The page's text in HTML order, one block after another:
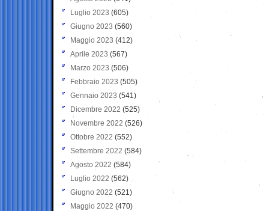
Luglio 2023 (605)
Giugno 2023 (560)
Maggio 2023 (412)
Aprile 2023 (567)
Marzo 2023 (506)
Febbraio 2023 (505)
Gennaio 2023 (541)
Dicembre 2022 (525)
Novembre 2022 (526)
Ottobre 2022 (552)
Settembre 2022 (584)
Agosto 2022 (584)
Luglio 2022 (562)
Giugno 2022 (521)
Maggio 2022 (470)